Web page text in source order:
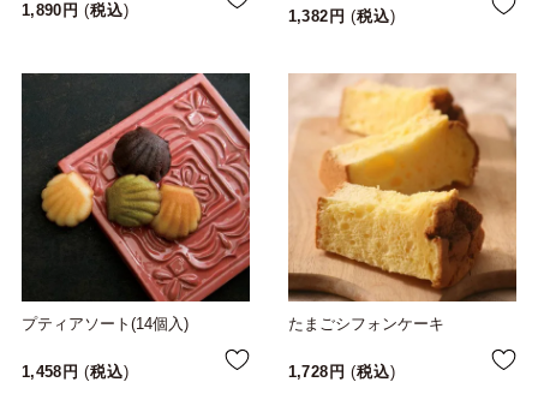
1,890 税込 1,382 税込
プティアソート(14個入)
1,458 税込
たまごシフォンケーキ
1,728 税込